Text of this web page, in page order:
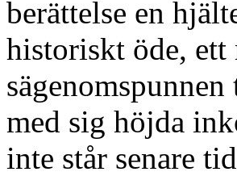
berättelse en
historiskt öde,
med sig höjda
inte står senare